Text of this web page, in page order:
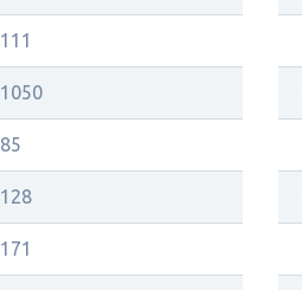
111
1050
85
128
171